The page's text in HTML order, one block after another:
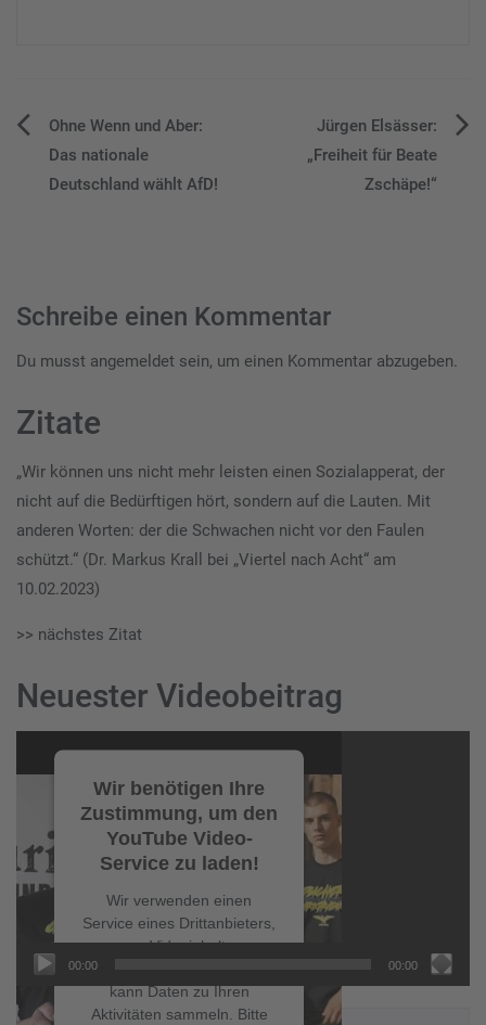
Beitragsnavigation
Ohne Wenn und Aber:
Das nationale
Deutschland wählt AfD!
Jürgen Elsässer:
„Freiheit für Beate
Zschäpe!“
Schreibe einen Kommentar
Du musst angemeldet sein, um einen Kommentar abzugeben.
Zitate
„Wir können uns nicht mehr leisten einen Sozialapperat, der
nicht auf die Bedürftigen hört, sondern auf die Lauten. Mit
anderen Worten: der die Schwachen nicht vor den Faulen
schützt.“ (Dr. Markus Krall bei „Viertel nach Acht“ am
10.02.2023)
>> nächstes Zitat
Neuester Videobeitrag
Player
Wir benötigen Ihre
Zustimmung, um den
YouTube Video-
Service zu laden!
Wir verwenden einen
Service eines Drittanbieters,
um Videoinhalte
einzubetten. Dieser Service
kann Daten zu Ihren
Aktivitäten sammeln. Bitte
00:00 00:00